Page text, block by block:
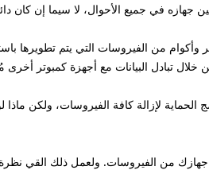
في جميع الأحوال، لا سيما إن كان دائم
وأكوام من الفيروسات التي يتم تطويرها
تبادل البيانات مع أجهزة كمبوتر أخرى
لإزالة كافة الفيروسات، ولكن
من الفيروسات. ولعمل ذلك القي نظرة